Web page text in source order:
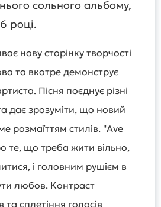
сольного альбому,
році.
нову сторінку творчості
та вкотре демонструє
Пісня поєднує різні
дає зрозуміти, що новий
розмаїттям стилів. "Ave
те, що треба жити вільно,
і головним рушієм в
любов. Контраст
та сплетіння голосів